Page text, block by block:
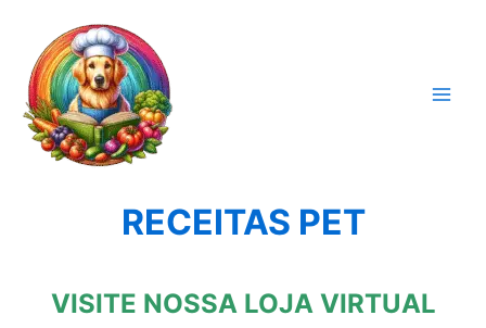
conteúdo
RECEITAS PET
VISITE NOSSA LOJA VIRTUAL